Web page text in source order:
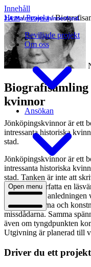
Innehåll
Beviljade projekt
Om oss
Ansökan
Open menu
Hem / Projekt /
Biografisamling
kvinnor
Jönköpingskvinnor är ett
intressanta historiska
stad.
Jönköpingskvinnor är ett
intressanta historiska
stad. Tanken är inte att
snarare att författa en
djup. Av den
entreprenörerna och
missdådarna. Samma
även om tyngdpunkten
Utgivning är planerad till
Driver du ett